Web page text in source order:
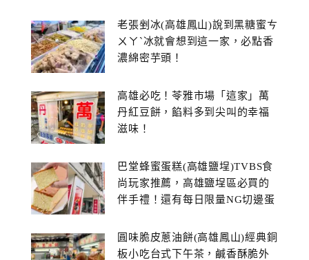
老張剉冰(高雄鳳山)說到黑糖蜜ㄘ
ㄨㄚˋ冰就會想到這一家，必點香
濃綿密芋頭！
高雄必吃！苓雅市場「這家」萬
丹紅豆餅，餡料多到尖叫的幸福
滋味！
巴堂蜂蜜蛋糕(高雄鹽埕)TVBS食
尚玩家推薦，高雄鹽埕區必買的
伴手禮！還有每日限量NG切邊蛋
圓味脆皮蔥油餅(高雄鳳山)經典銅
板小吃台式下午茶，鹹香酥脆外